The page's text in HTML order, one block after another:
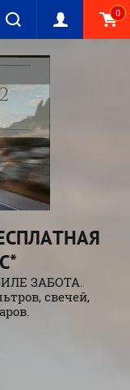
0
ЗАБОТА.
свечей,